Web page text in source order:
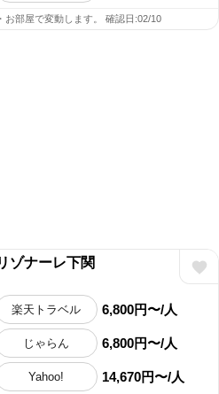
お部屋で変動します。 確認日:02/10
ゾナーレ下関
楽天トラベル 6,800円〜/人
じゃらん 6,800円〜/人
Yahoo! 14,670円〜/人